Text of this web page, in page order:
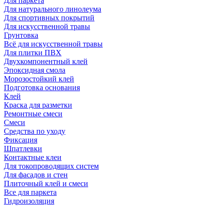
Для натурального линолеума
Для спортивных покрытий
Для искусственной травы
Грунтовка
Всё для искусственной травы
Для плитки ПВХ
Двухкомпонентный клей
Эпоксидная смола
Морозостойкий клей
Подготовка основания
Клей
Краска для разметки
Ремонтные смеси
Смеси
Средства по уходу
Фиксация
Шпатлевки
Контактные клеи
Для токопроводящих систем
Для фасадов и стен
Плиточный клей и смеси
Все для паркета
Гидроизоляция